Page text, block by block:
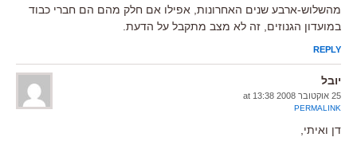
מהשלוש-ארבע שנים האחרונות, אפילו אם חלק מהם הם חברי כבוד
במועדון הגנוזים, זה לא מצב מתקבל על הדעת.
REPLY
יובל
25 אוקטובר 2008 at 13:38
PERMALINK
דן ואיתי,